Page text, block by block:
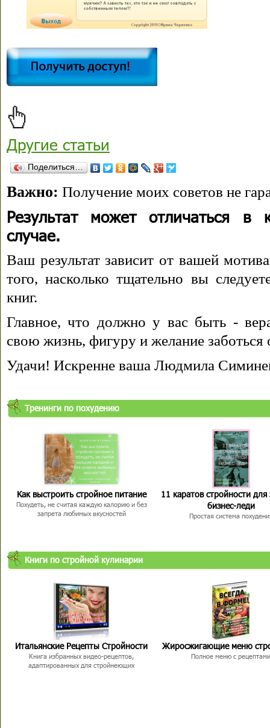
Другие статьи
Поделиться…
Важно: Получение моих советов не
Результат может отличаться в
случае.
Ваш результат зависит от вашей
того, насколько тщательно вы
книг.
Главное, что должно у вас быть -
свою жизнь, фигуру и желание заботься
Удачи! Искренне ваша Людмила
Тренинги по похудению
Как выстроить стройное питание
Похудеть, не считая каждую калорию и без
запрета любимых вкусностей
11 каратов стройности для
бизнес-леди
Простая система
Книги по стройной кулинарии
Итальянские Рецепты Стройности
Книга избранных видео-рецептов,
адаптированных для стройнеющих
Жиросжигающие меню
Полное меню с рецептами